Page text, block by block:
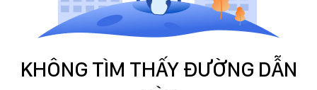
KHÔNG TÌM THẤY ĐƯỜNG DẪN